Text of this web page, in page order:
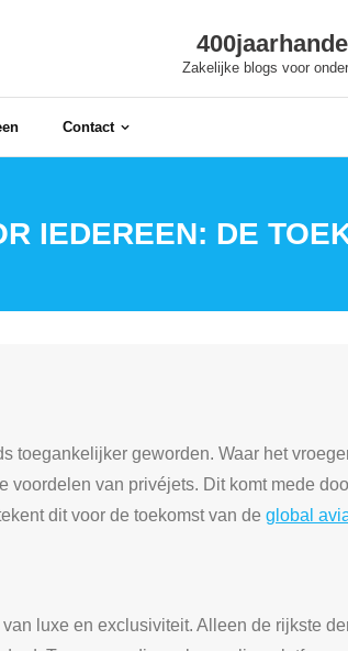
Zakelijke blogs voor
Contact
IEDEREEN: DE
toegankelijker geworden. Waar het
voordelen van privéjets. Dit komt mede
dit voor de toekomst van de global
luxe en exclusiviteit. Alleen de rijkste